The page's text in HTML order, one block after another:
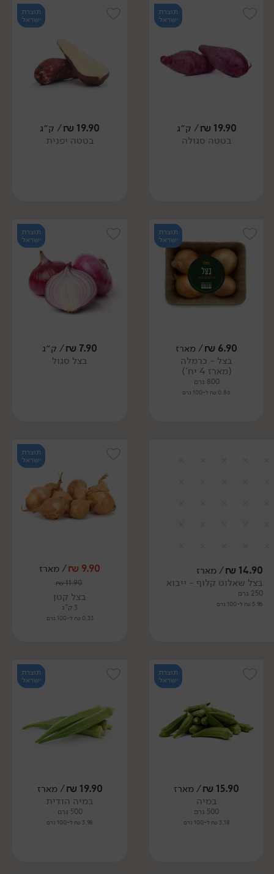
תוצרת
ישראל
19.90
₪/ ק״ג
בטטה סגולה
תוצרת
ישראל
19.90
₪/ ק״ג
בטטה יפנית
תוצרת
ישראל
6.90
₪/ מארז
בצל - כרמלה
(מארז 4 יח')
800 גרם
0.86 ₪ ל-100 גרם
תוצרת
ישראל
7.90
₪/ ק״ג
בצל סגול
14.90
₪/ מארז
בצל שאלוט קלוף - ייבוא
250 גרם
5.96 ₪ ל-100 גרם
תוצרת
ישראל
9.90
₪/ מארז
11.90
₪
בצל קטן
3 ק"ג
0.33 ₪ ל-100 גרם
תוצרת
ישראל
15.90
₪/ מארז
במיה
500 גרם
3.18 ₪ ל-100 גרם
תוצרת
ישראל
19.90
₪/ מארז
במיה הודית
500 גרם
3.98 ₪ ל-100 גרם